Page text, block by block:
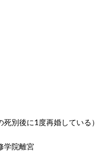
後に1度再婚している）
学院離宮